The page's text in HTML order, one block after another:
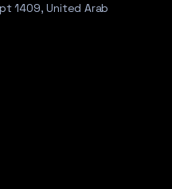
1409, United Arab